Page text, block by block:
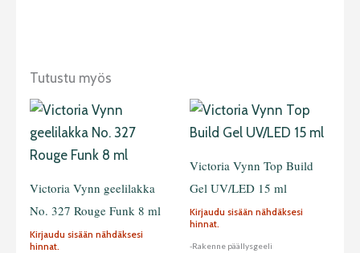
Tutustu myös
Victoria Vynn geelilakka
No. 327 Rouge Funk 8 ml
Kirjaudu sisään nähdäksesi
hinnat.
Victoria Vynn Top Build
Gel UV/LED 15 ml
Kirjaudu sisään nähdäksesi
hinnat.
-Rakenne päällysgeeli